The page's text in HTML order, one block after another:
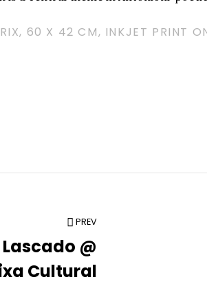
60 X 42 CM, INKJET PRINT
PREV
@
Cultural